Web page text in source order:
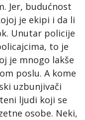
Jer, budućnost
je ekipi i da li
Unutar policije
to je
je mnogo lakše
poslu. A kome
uzbunjivači
ljudi koji se
osobe. Neki,